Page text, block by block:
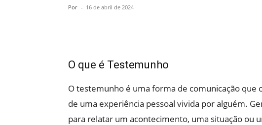
Por - 16 de abril de 2024
O que é Testemunho
O testemunho é uma forma de comunicação que
de uma experiência pessoal vivida por alguém.
para relatar um acontecimento, uma situação ou